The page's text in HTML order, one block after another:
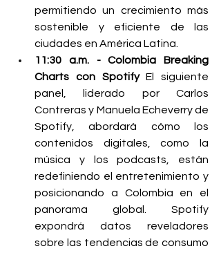
permitiendo un crecimiento más
sostenible y eficiente de las
ciudades en América Latina.
11:30 a.m. - Colombia Breaking
Charts con Spotify El siguiente
panel, liderado por Carlos
Contreras y Manuela Echeverry de
Spotify, abordará cómo los
contenidos digitales, como la
música y los podcasts, están
redefiniendo el entretenimiento y
posicionando a Colombia en el
panorama global. Spotify
expondrá datos reveladores
sobre las tendencias de consumo